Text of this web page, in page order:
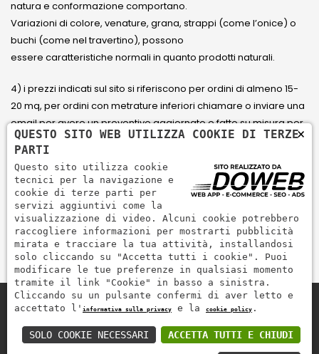
natura e conformazione comportano.
Variazioni di colore, venature, grana, strappi (come l’onice) o
buchi (come nel travertino), possono
essere caratteristiche normali in quanto prodotti naturali.
4) i prezzi indicati sul sito si riferiscono per ordini di almeno 15-
20 mq, per ordini con metrature inferiori chiamare o inviare una
email per avere un preventivo aggiornato e fatto su misura per
il cliente.
5) Paga con Carta di credito Visa, Visa Electron, Maestro,
Mastercard tramite il circuito PayPal. PayPal serve per pagare,
inviare denaro e accettare pagamenti in modo rapido,
semplice e sicuro.
Zem Marmi P.I. 03463990246
Paga in modo sicuro con
×
QUESTO SITO WEB UTILIZZA COOKIE DI TERZE
PARTI
Questo sito utilizza cookie
tecnici per la navigazione e
cookie di terze parti per
servizi aggiuntivi come la
visualizzazione di video. Alcuni cookie potrebbero
raccogliere informazioni per mostrarti pubblicità
mirata e tracciare la tua attività, installandosi
solo cliccando su "Accetta tutti i cookie". Puoi
modificare le tue preferenze in qualsiasi momento
tramite il link "Cookie" in basso a sinistra.
Cliccando su un pulsante confermi di aver letto e
accettato l' informativa sulla privacy e la cookie policy .
ACCETTA TUTTI E CHIUDI
SOLO COOKIE NECESSARI